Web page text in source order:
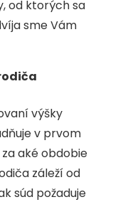
od ktorých sa
sme Vám
výšky
v prvom
aké obdobie
záleží od
súd požaduje